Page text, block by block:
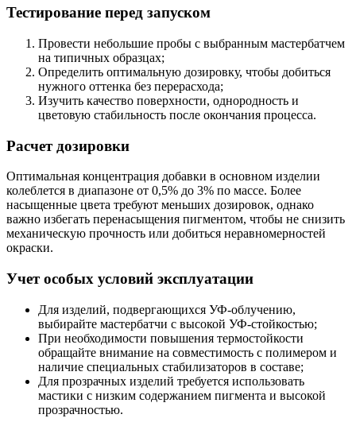
Тестирование перед запуском
Провести небольшие пробы с выбранным мастербатчем
на типичных образцах;
Определить оптимальную дозировку, чтобы добиться
нужного оттенка без перерасхода;
Изучить качество поверхности, однородность и
цветовую стабильность после окончания процесса.
Расчет дозировки
Оптимальная концентрация добавки в основном изделии
колеблется в диапазоне от 0,5% до 3% по массе. Более
насыщенные цвета требуют меньших дозировок, однако
важно избегать перенасыщения пигментом, чтобы не снизить
механическую прочность или добиться неравномерностей
окраски.
Учет особых условий эксплуатации
Для изделий, подвергающихся УФ-облучению,
выбирайте мастербатчи с высокой УФ-стойкостью;
При необходимости повышения термостойкости
обращайте внимание на совместимость с полимером и
наличие специальных стабилизаторов в составе;
Для прозрачных изделий требуется использовать
мастики с низким содержанием пигмента и высокой
прозрачностью.